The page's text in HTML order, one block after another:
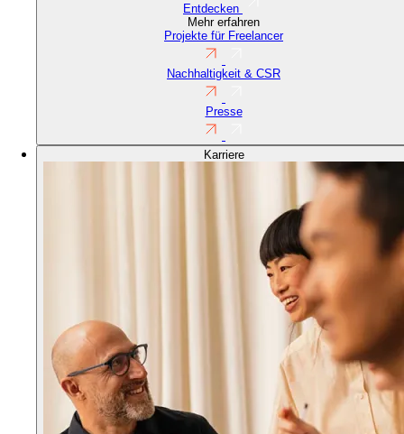
Entdecken
Mehr erfahren
Projekte für Freelancer
Nachhaltigkeit & CSR
Presse
Karriere